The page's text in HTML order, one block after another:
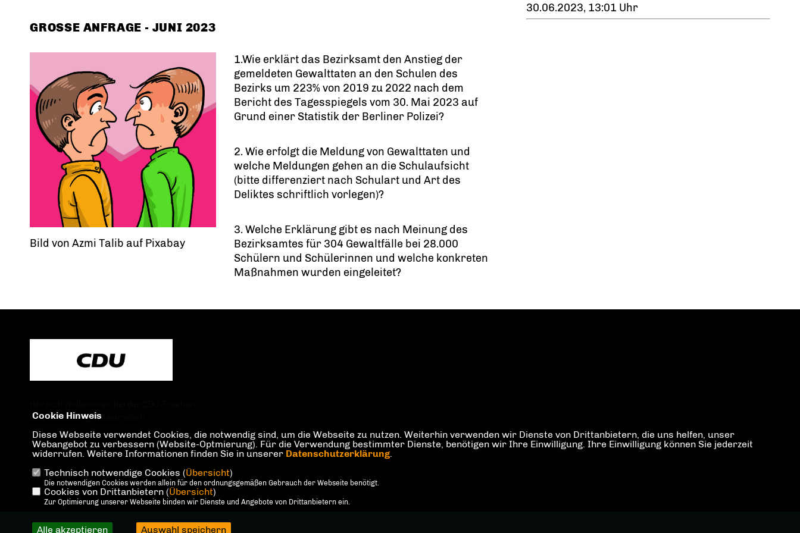
GROSSE ANFRAGE - JUNI 2023
Bild von Azmi Talib auf Pixabay
1.Wie erklärt das Bezirksamt den Anstieg der
gemeldeten Gewalttaten an den Schulen des
Bezirks um 223% von 2019 zu 2022 nach dem
Bericht des Tagesspiegels vom 30. Mai 2023 auf
Grund einer Statistik der Berliner Polizei?
2. Wie erfolgt die Meldung von Gewalttaten und
welche Meldungen gehen an die Schulaufsicht
(bitte differenziert nach Schulart und Art des
Deliktes schriftlich vorlegen)?
3. Welche Erklärung gibt es nach Meinung des
Bezirksamtes für 304 Gewaltfälle bei 28.000
Schülern und Schülerinnen und welche konkreten
Maßnahmen wurden eingeleitet?
30.06.2023, 13:01 Uhr
Charlottenburg-Wilmersdorf!
IMPRESSUM DATENSCHUTZ KONTAKT
@2026 CDU-Fraktion Charlottenburg-Wilmersdorf
Cookie Hinweis
Diese Webseite verwendet Cookies, die notwendig sind, um die Webseite zu nutzen. Weiterhin verwenden wir Dienste von Drittanbietern, die uns helfen, unser
Webangebot zu verbessern (Website-Optmierung). Für die Verwendung bestimmter Dienste, benötigen wir Ihre Einwilligung. Ihre Einwilligung können Sie jederzeit
widerrufen. Weitere Informationen finden Sie in unserer Datenschutzerklärung.
Technisch notwendige Cookies (Übersicht)
Die notwendigen Cookies werden allein für den ordnungsgemäßen Gebrauch der Webseite benötigt.
Cookies von Drittanbietern (Übersicht)
Zur Optimierung unserer Webseite binden wir Dienste und Angebote von Drittanbietern ein.
Alle akzeptieren Auswahl speichern